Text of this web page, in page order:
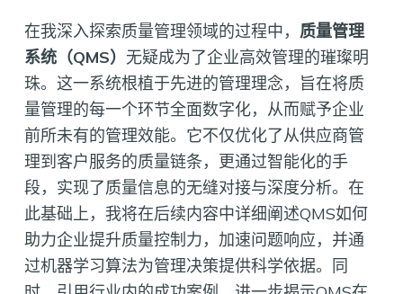
在我深入探索质量管理领域的过程中， 质量管理
系统（QMS） 无疑成为了企业高效管理的璀璨明
珠。这一系统根植于先进的管理理念，旨在将质
量管理的每一个环节全面数字化，从而赋予企业
前所未有的管理效能。它不仅优化了从供应商管
理到客户服务的质量链条，更通过智能化的手
段，实现了质量信息的无缝对接与深度分析。在
此基础上，我将在后续内容中详细阐述QMS如何
助力企业提升质量控制力，加速问题响应，并通
过机器学习算法为管理决策提供科学依据。同